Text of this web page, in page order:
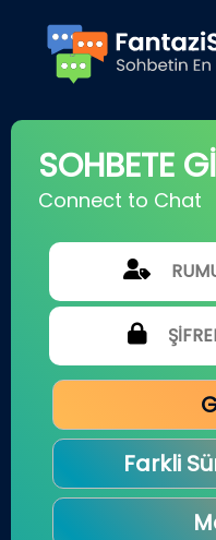
SOHBETE
Connect to Chat
Farkli